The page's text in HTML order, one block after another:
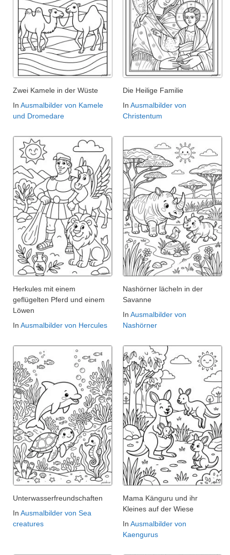
Zwei Kamele in der Wüste
In Ausmalbilder von Kamele
und Dromedare
Die Heilige Familie
In Ausmalbilder von
Christentum
Herkules mit einem
geflügelten Pferd und einem
Löwen
In Ausmalbilder von Hercules
Nashörner lächeln in der
Savanne
In Ausmalbilder von
Nashörner
Unterwasserfreundschaften
In Ausmalbilder von Sea
creatures
Mama Känguru und ihr
Kleines auf der Wiese
In Ausmalbilder von
Kaengurus